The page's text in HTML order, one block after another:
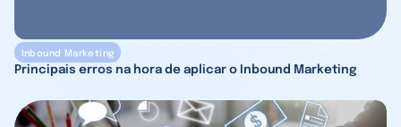
Inbound Marketing
Principais erros na hora de aplicar o Inbound Marketing